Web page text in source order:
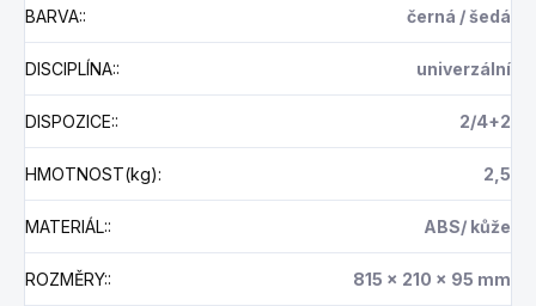
BARVA:: černá / šedá
DISCIPLÍNA:: univerzální
DISPOZICE:: 2/4+2
HMOTNOST(kg): 2,5
MATERIÁL:: ABS/ kůže
ROZMĚRY:: 815 x 210 x 95 mm